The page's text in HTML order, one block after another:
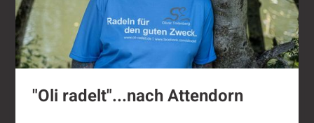
"Oli radelt"...nach Attendorn